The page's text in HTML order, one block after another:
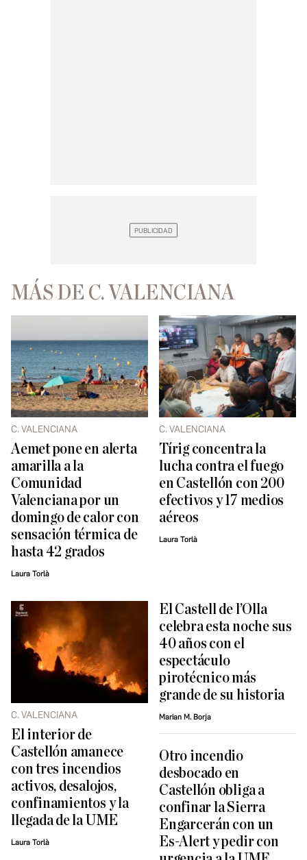
MÁS DE C. VALENCIANA
C. VALENCIANA
Aemet pone en alerta
amarilla a la
Comunidad
Valenciana por un
domingo de calor con
sensación térmica de
hasta 42 grados
Laura Torlà
C. VALENCIANA
Tírig concentra la
lucha contra el fuego
en Castellón con 200
efectivos y 17 medios
aéreos
Laura Torlà
C. VALENCIANA
El interior de
Castellón amanece
con tres incendios
activos, desalojos,
confinamientos y la
llegada de la UME
Laura Torlà
El Castell de l’Olla
celebra esta noche sus
40 años con el
espectáculo
pirotécnico más
grande de su historia
Marian M. Borja
Otro incendio
desbocado en
Castellón obliga a
confinar la Sierra
Engarcerán con un
Es-Alert y pedir con